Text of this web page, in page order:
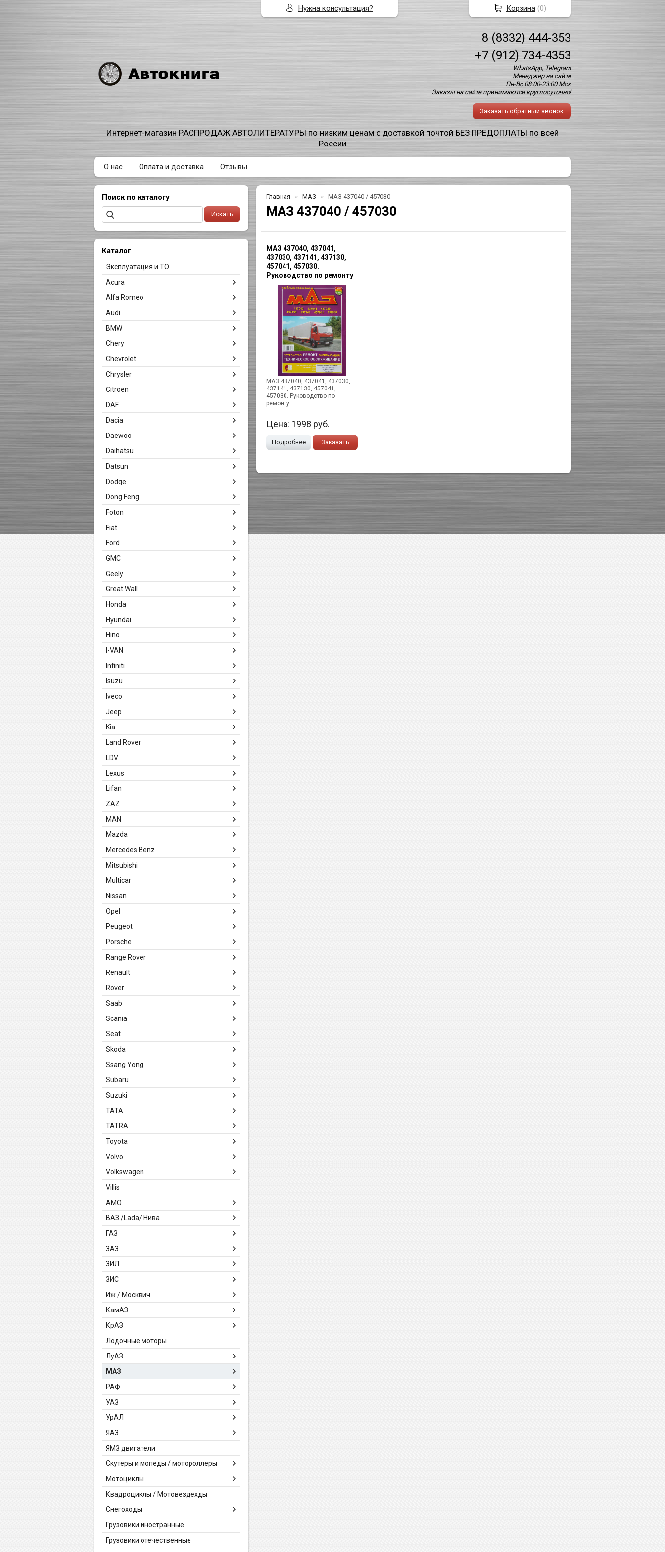
8 (8332) 444-353
+7 (912) 734-4353
WhatsApp, Telegram
Менеджер на сайте
Пн-Вс 08:00-23:00 Мск
Заказы на сайте принимаются круглосуточно!
Заказать обратный звонок
Интернет-магазин РАСПРОДАЖ АВТОЛИТЕРАТУРЫ по низким ценам с доставкой почтой БЕЗ ПРЕДОПЛАТЫ по всей
России
О нас Оплата и доставка Отзывы
Поиск по каталогу
Каталог
Эксплуатация и ТО
Acura
Alfa Romeo
Audi
BMW
Chery
Chevrolet
Chrysler
Citroen
DAF
Dacia
Daewoo
Daihatsu
Datsun
Dodge
Dong Feng
Foton
Fiat
Ford
GMC
Geely
Great Wall
Honda
Hyundai
Hino
I-VAN
Infiniti
Isuzu
Iveco
Jeep
Kia
Land Rover
LDV
Lexus
Lifan
ZAZ
MAN
Mazda
Mercedes Benz
Mitsubishi
Multicar
Nissan
Opel
Peugeot
Porsche
Range Rover
Renault
Rover
Saab
Scania
Seat
Skoda
Ssang Yong
Subaru
Suzuki
TATA
TATRA
Toyota
Volvo
Volkswagen
Villis
АМО
ВАЗ /Lada/ Нива
ГАЗ
ЗАЗ
ЗИЛ
ЗИС
Иж / Москвич
КамАЗ
КрАЗ
Лодочные моторы
ЛуАЗ
МАЗ
РАФ
УАЗ
УрАЛ
ЯАЗ
ЯМЗ двигатели
Скутеры и мопеды / мотороллеры
Мотоциклы
Квадроциклы / Мотовездехды
Снегоходы
Грузовики иностранные
Грузовики отечественные
Главная МАЗ МАЗ 437040 / 457030
МАЗ 437040 / 457030
МАЗ 437040, 437041,
437030, 437141, 437130,
457041, 457030.
Руководство по ремонту
МАЗ 437040, 437041, 437030,
437141, 437130, 457041,
457030. Руководство по
ремонту
Цена: 1998 руб.
Подробнее Заказать
Нужна консультация? Корзина (0)